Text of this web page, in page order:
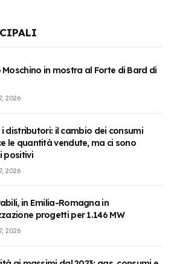
Moschino in mostra al Forte di Bard di
2026
i distributori: il cambio dei consumi
le quantità vendute, ma ci sono
positivi
2026
in Emilia-Romagna in
progetti per 1.146 MW
2026